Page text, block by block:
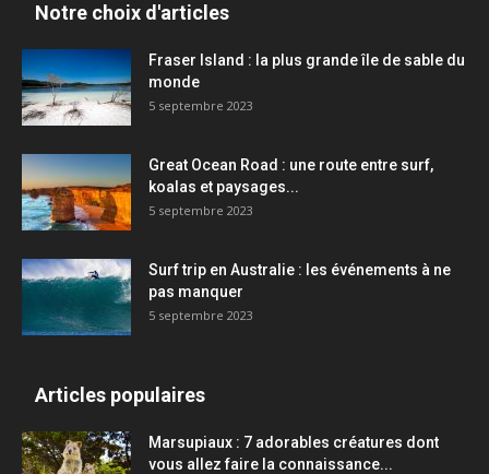
Notre choix d'articles
Fraser Island : la plus grande île de sable du
monde
5 septembre 2023
Great Ocean Road : une route entre surf,
koalas et paysages...
5 septembre 2023
Surf trip en Australie : les événements à ne
pas manquer
5 septembre 2023
Articles populaires
Marsupiaux : 7 adorables créatures dont
vous allez faire la connaissance...